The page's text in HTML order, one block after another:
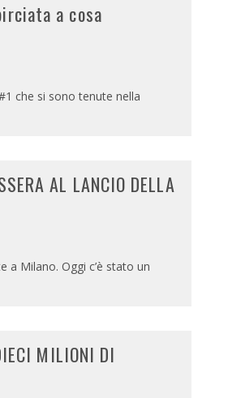
a cosa
che si sono tenute nella
AL LANCIO DELLA
a Milano. Oggi c’è stato un
MILIONI DI